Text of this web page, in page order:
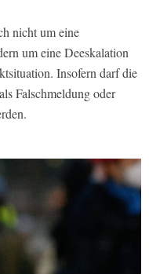
nicht um eine
um eine Deeskalation
Insofern darf die
Falschmeldung oder